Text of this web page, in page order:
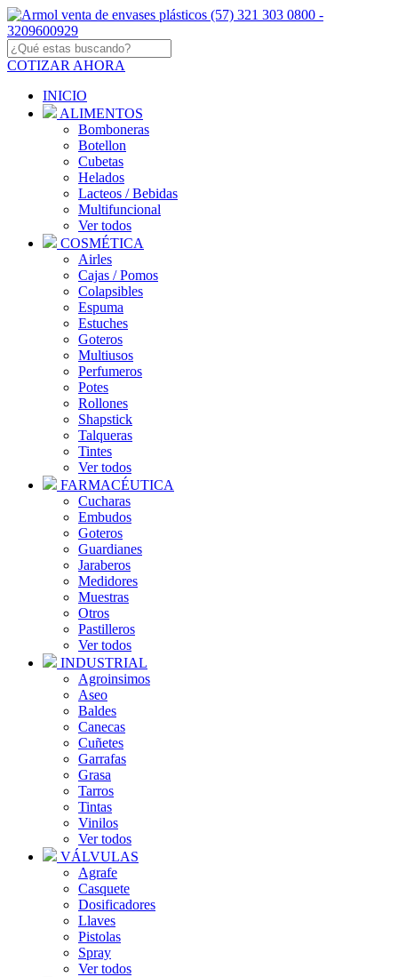
COTIZAR AHORA
INICIO
ALIMENTOS
Bomboneras
Botellon
Cubetas
Helados
Lacteos / Bebidas
Multifuncional
Ver todos
COSMÉTICA
Airles
Cajas / Pomos
Colapsibles
Espuma
Estuches
Goteros
Multiusos
Perfumeros
Potes
Rollones
Shapstick
Talqueras
Tintes
Ver todos
FARMACÉUTICA
Cucharas
Embudos
Goteros
Guardianes
Jaraberos
Medidores
Muestras
Otros
Pastilleros
Ver todos
INDUSTRIAL
Agroinsimos
Aseo
Baldes
Canecas
Cuñetes
Garrafas
Grasa
Tarros
Tintas
Vinilos
Ver todos
VÁLVULAS
Agrafe
Casquete
Dosificadores
Llaves
Pistolas
Spray
Ver todos